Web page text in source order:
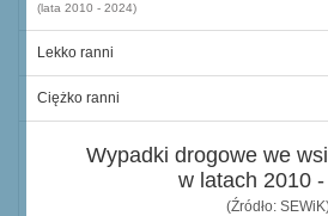
(lata 2010 - 2024)
Lekko ranni
Ciężko ranni
Wypadki drogowe we
w latach 2010
(Źródło: